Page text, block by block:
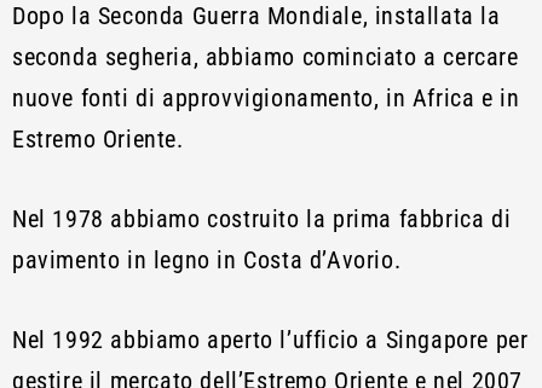
Dopo la Seconda Guerra Mondiale, installata la
seconda segheria, abbiamo cominciato a cercare
nuove fonti di approvvigionamento, in Africa e in
Estremo Oriente.
Nel 1978 abbiamo costruito la prima fabbrica di
pavimento in legno in Costa d’Avorio.
Nel 1992 abbiamo aperto l’ufficio a Singapore per
gestire il mercato dell’Estremo Oriente e nel 2007